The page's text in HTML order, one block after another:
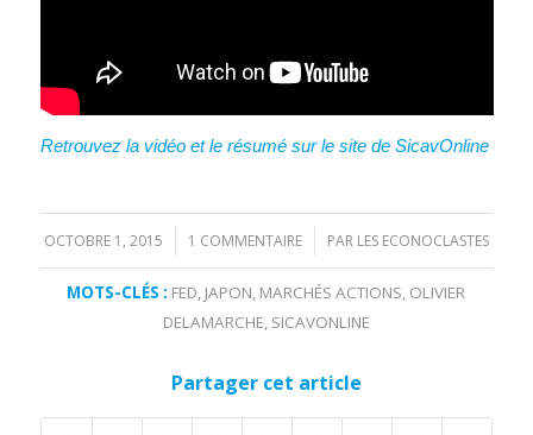
Retrouvez la vidéo et le résumé sur le site de SicavOnline
OCTOBRE 1, 2015
/ 1 COMMENTAIRE
/ PAR LES ECONOCLASTES
MOTS-CLÉS : FED, JAPON, MARCHÉS ACTIONS, OLIVIER
DELAMARCHE, SICAVONLINE
Partager cet article